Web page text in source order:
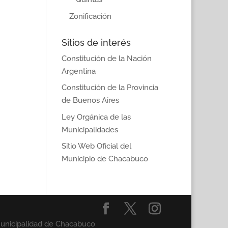
Zonificación
Sitios de interés
Constitución de la Nación
Argentina
Constitución de la Provincia
de Buenos Aires
Ley Orgánica de las
Municipalidades
Sitio Web Oficial del
Municipio de Chacabuco
de Chacabuco